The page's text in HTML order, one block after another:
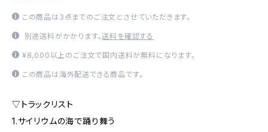
この商品は3点までのご注文とさせていただきます。
別途送料がかかります。送料を確認する
¥8,000以上のご注文で国内送料が無料になります。
この商品は海外配送できる商品です。
▽トラックリスト
1.サイリウムの海で踊り舞う